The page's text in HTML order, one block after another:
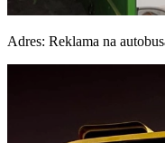
Adres: Reklama na